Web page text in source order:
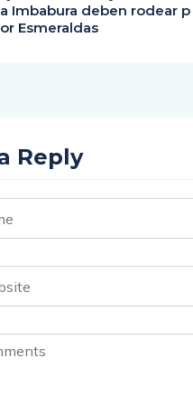
caída desde Quito: ventas b
ajan hasta 80% y los buses